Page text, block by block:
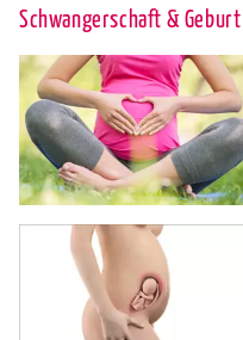
Schwan­ger­schaft & Ge­burt